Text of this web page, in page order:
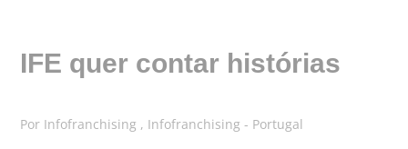
IFE quer contar histórias
Por Infofranchising , Infofranchising - Portugal